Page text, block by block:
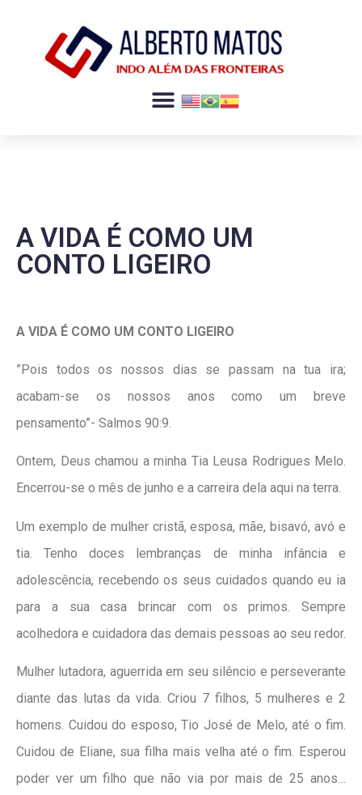
A VIDA É COMO UM
CONTO LIGEIRO
A VIDA É COMO UM CONTO LIGEIRO
”Pois todos os nossos dias se passam na tua ira;
acabam-se os nossos anos como um breve
pensamento”- Salmos 90:9.
Ontem, Deus chamou a minha Tia Leusa Rodrigues Melo.
Encerrou-se o mês de junho e a carreira dela aqui na terra.
Um exemplo de mulher cristã, esposa, mãe, bisavó, avó e
tia. Tenho doces lembranças de minha infância e
adolescência, recebendo os seus cuidados quando eu ia
para a sua casa brincar com os primos. Sempre
acolhedora e cuidadora das demais pessoas ao seu redor.
Mulher lutadora, aguerrida em seu silêncio e perseverante
diante das lutas da vida. Criou 7 filhos, 5 mulheres e 2
homens. Cuidou do esposo, Tio José de Melo, até o fim.
Cuidou de Eliane, sua filha mais velha até o fim. Esperou
poder ver um filho que não via por mais de 25 anos…